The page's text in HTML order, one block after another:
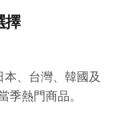
擇
、台灣、韓國及
季熱門商品。